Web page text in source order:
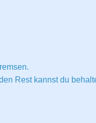
Rest kannst du